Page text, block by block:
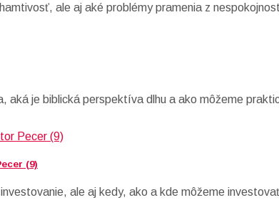
ale aj aké problémy pramenia z
aká je biblická perspektíva dlhu a ako môžeme
(9)
ale aj kedy, ako a kde môžeme